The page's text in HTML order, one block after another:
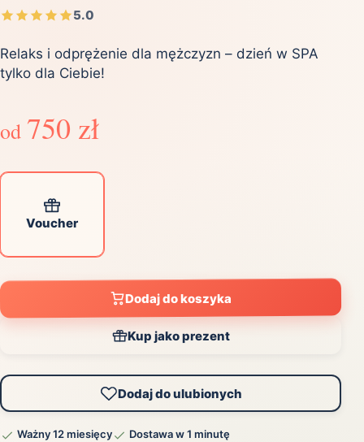
5.0
Relaks i odprężenie dla mężczyzn – dzień w SPA
tylko dla Ciebie!
od 750 zł
Voucher
Dodaj do koszyka
Kup jako prezent
Dodaj do ulubionych
Ważny 12 miesięcy Dostawa w 1 minutę